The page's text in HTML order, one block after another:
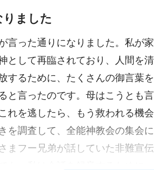
ました
言った通りになりました。私が
として再臨されており、人間を
するために、たくさんの御言葉
と言ったのです。母はこうとも
れを逃したら、もう救われる機
を調査して、全能神教会の集会
まフー兄弟が話していた非難宣